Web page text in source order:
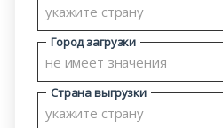
укажите страну
Город загрузки
не имеет значения
Страна выгрузки
укажите страну